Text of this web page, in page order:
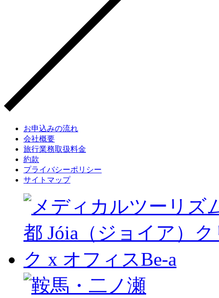
お申込みの流れ
会社概要
旅行業務取扱料金
約款
プライバシーポリシー
サイトマップ